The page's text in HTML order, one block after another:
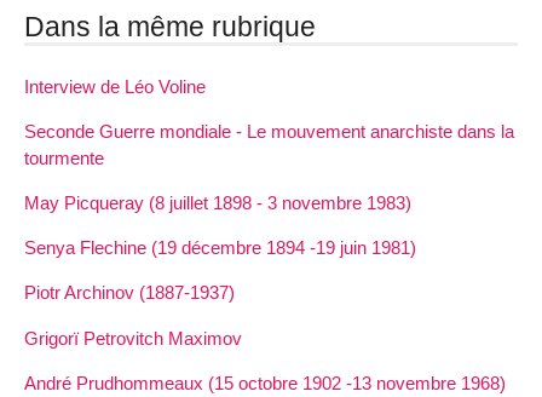
Dans la même rubrique
Interview de Léo Voline
Seconde Guerre mondiale - Le mouvement anarchiste dans la
tourmente
May Picqueray (8 juillet 1898 - 3 novembre 1983)
Senya Flechine (19 décembre 1894 -19 juin 1981)
Piotr Archinov (1887-1937)
Grigorï Petrovitch Maximov
André Prudhommeaux (15 octobre 1902 -13 novembre 1968)